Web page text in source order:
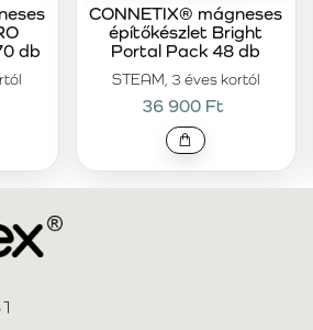
db
STEAM, 3 éves kortól
CONNETIX® mágneses
építőkészlet Bright
Portal Pack 48 db
36 900 Ft